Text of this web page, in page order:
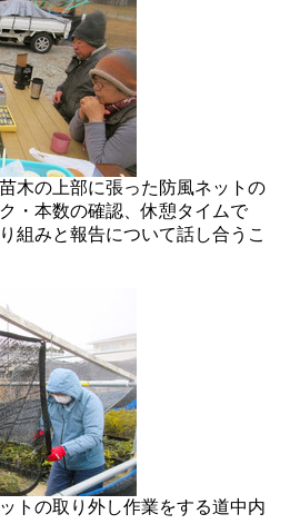
木の上部に張った防風ネットの
・本数の確認、休憩タイムで
組みと報告について話し合うこ
トの取り外し作業をする道中内